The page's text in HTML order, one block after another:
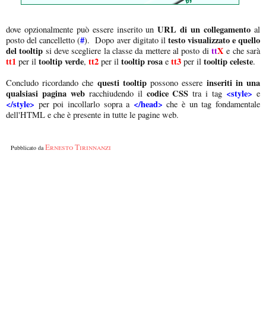
dove opzionalmente può essere inserito unURL di un collegamento al
posto del cancelletto (#). Dopo aver digitato il testo visualizzato e quello
del tooltip si deve scegliere la classe da mettere al posto di ttX e che sarà
tt1 per il tooltip verde, tt2 per il tooltip rosa e tt3 per il tooltip celeste.
Concludo ricordando che questi tooltippossono essere inseriti in una
qualsiasi pagina web racchiudendo il codice CSStra i tag <style> e
</style> per poi incollarlo sopra a </head> che è un tag fondamentale
dell'HTML e che è presente in tutte le pagine web.
Pubblicato daErnesto Tirinnanzi